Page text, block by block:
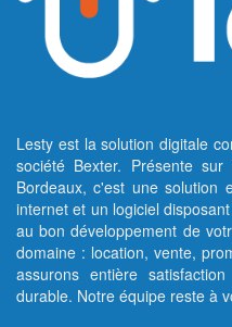
Lesty est la solution digitale
société Bexter. Présente
Bordeaux, c'est une solution
internet et un logiciel
au bon développement de
domaine : location, vente,
assurons entière
durable. Notre équipe reste à